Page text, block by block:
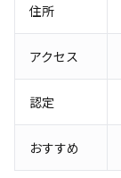
住所
アクセス
認定
おすすめ